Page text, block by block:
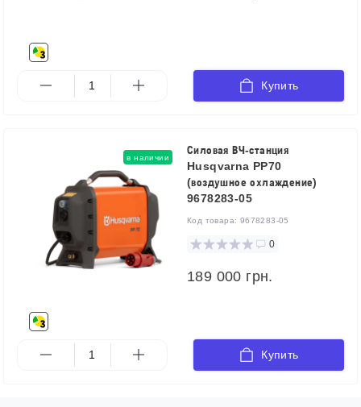
Купить
в наличии
Силовая ВЧ-станция
Husqvarna PP70
(воздушное охлаждение)
9678283-05
Код товара: 9678283-05
0
189 000 грн.
Купить